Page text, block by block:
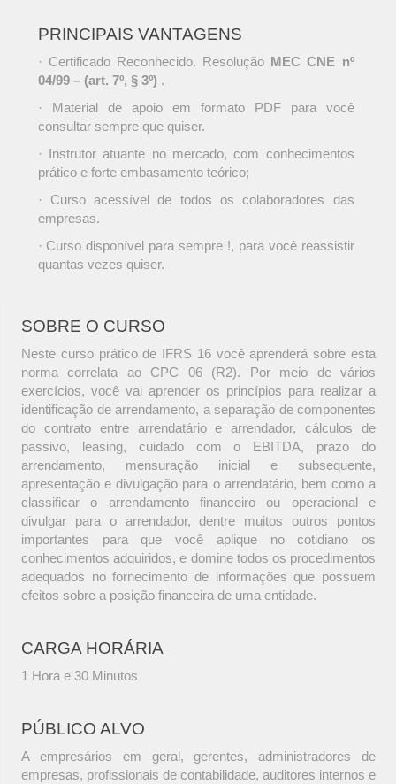
PRINCIPAIS VANTAGENS
· Certificado Reconhecido. Resolução MEC CNE nº
04/99 – (art. 7º, § 3º) .
· Material de apoio em formato PDF para você
consultar sempre que quiser.
· Instrutor atuante no mercado, com conhecimentos
prático e forte embasamento teórico;
· Curso acessível de todos os colaboradores das
empresas.
· Curso disponível para sempre !, para você reassistir
quantas vezes quiser.
SOBRE O CURSO
Neste curso prático de IFRS 16 você aprenderá sobre esta
norma correlata ao CPC 06 (R2). Por meio de vários
exercícios, você vai aprender os princípios para realizar a
identificação de arrendamento, a separação de componentes
do contrato entre arrendatário e arrendador, cálculos de
passivo, leasing, cuidado com o EBITDA, prazo do
arrendamento, mensuração inicial e subsequente,
apresentação e divulgação para o arrendatário, bem como a
classificar o arrendamento financeiro ou operacional e
divulgar para o arrendador, dentre muitos outros pontos
importantes para que você aplique no cotidiano os
conhecimentos adquiridos, e domine todos os procedimentos
adequados no fornecimento de informações que possuem
efeitos sobre a posição financeira de uma entidade.
CARGA HORÁRIA
1 Hora e 30 Minutos
PÚBLICO ALVO
A empresários em geral, gerentes, administradores de
empresas, profissionais de contabilidade, auditores internos e